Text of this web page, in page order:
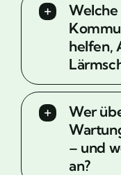
Welche
helfen,
Wer
– und
an?